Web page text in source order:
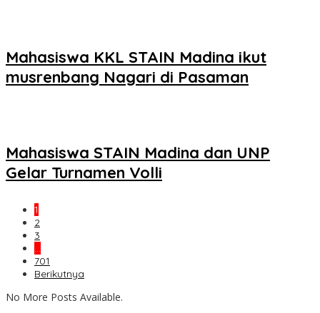
Mahasiswa KKL STAIN Madina ikut
musrenbang Nagari di Pasaman
Mahasiswa STAIN Madina dan UNP
Gelar Turnamen Volli
1
2
3
…
701
Berikutnya
No More Posts Available.